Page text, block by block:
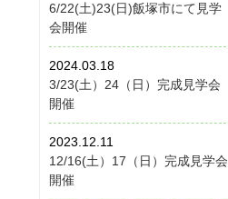
6/22(土)23(日)飯塚市にて見学
会開催
2024.03.18
3/23(土）24（日）完成見学会
開催
2023.12.11
12/16(土）17（日）完成見学会
開催